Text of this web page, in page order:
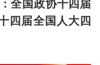
全国政协十四届
四届全国人大四